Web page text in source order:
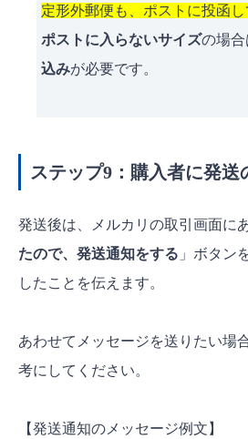
定形外郵便も、ポストに投函
ポストに入らないサイズの場合
込みが必要です。
ステップ9：購入者に発送
発送後は、メルカリの取引画面に
たので、発送通知をする 」ボタン
したことを伝えます。
あわせてメッセージを送りたい場
考にしてください。
【発送通知のメッセージ例文】